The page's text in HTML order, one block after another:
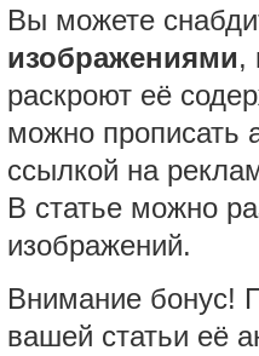
Вы можете
изображениями,
раскроют её
можно прописать
ссылкой на
В статье можно
изображений.
Внимание бонус!
вашей статьи её